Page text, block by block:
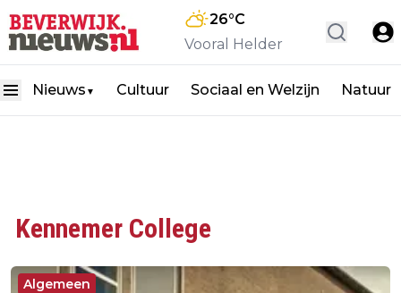
26°C
Vooral Helder
Nieuws ▼ Cultuur Sociaal en Welzijn Natuur
Kennemer College
Algemeen